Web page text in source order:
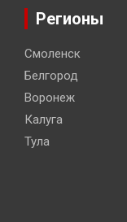
Регионы
Смоленск
Белгород
Воронеж
Калуга
Тула